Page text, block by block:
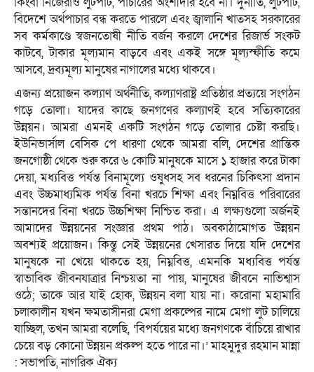
বিদেশে অর্থপাচার বন্ধ করতে পারলে এবং জ্বালানি খাতসহ সরকারের
সব কর্মকাণ্ডে স্বজনতোষী নীতি বর্জন করলে দেশের রিজার্ভ সংকট
কাটবে, টাকার মূল্যমান বাড়বে এবং একই সঙ্গে মূল্যস্ফীতি কমে
আসবে, দ্রব্যমূল্য মানুষের নাগালের মধ্যে থাকবে।
এজন্য প্রয়োজন কল্যাণ অর্থনীতি, কল্যাণরাষ্ট্র প্রতিষ্ঠার প্রত্যয়ে সংগঠন
গড়ে তোলা। যাদের কাছে জনগণের কল্যাণই হবে সত্যিকারের
উন্নয়ন। আমরা এমনই একটি সংগঠন গড়ে তোলার চেষ্টা করছি।
ইউনিভার্সাল বেসিক পে ধারণা থেকে আমরা বলি, দেশের প্রান্তিক
জনগোষ্ঠী থেকে শুরু করে ৬ কোটি মানুষকে মাসে ১ হাজার করে টাকা
দেয়া, মধ্যবিত্ত পর্যন্ত বিনামূল্যে ওষুধসহ সব ধরনের চিকিৎসা প্রদান
এবং উচ্চমাধ্যমিক পর্যন্ত বিনা খরচে শিক্ষা এবং নিম্নবিত্ত পরিবারের
সন্তানদের বিনা খরচে উচ্চশিক্ষা নিশ্চিত করা। এ লক্ষ্যগুলো অর্জনই
আমাদের উন্নয়নের সংজ্ঞার প্রথম পাঠ। অবকাঠামোগত উন্নয়ন
অবশ্যই প্রয়োজন। কিন্তু সেই উন্নয়নের খেসারত দিয়ে যদি দেশের
মানুষকে না খেয়ে থাকতে হয়, নিম্নবিত্ত, এমনকি মধ্যবিত্ত পর্যন্ত
স্বাভাবিক জীবনযাত্রার নিশ্চয়তা না পায়, মানুষের জীবনে নাভিশ্বাস
ওঠে; তাকে আর যাই হোক, উন্নয়ন বলা যায় না। করোনা মহামারি
চলাকালীন যখন ক্ষমতাসীনরা মেগা প্রকল্পের নামে মেগা লুট চালিয়ে
যাচ্ছিল, তখন আমরা বলেছি, ‘বিপর্যয়ের মধ্যে জনগণকে বাঁচিয়ে রাখার
চেয়ে বড় কোনো উন্নয়ন প্রকল্প হতে পারে না।’ মাহমুদুর রহমান মান্না
: সভাপতি, নাগরিক ঐক্য